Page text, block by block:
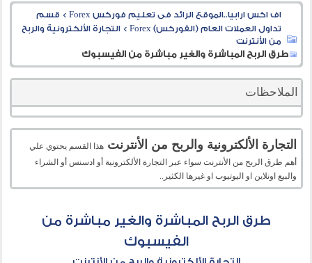
اف اكس ارابيا..الموقع الرائد فى تعليم فوركس Forex > قسم
تداول العملات العام (الفوركس) Forex
>التجارة الألكترونية والربح
من الأنترنت
طرق الربح المباشرة والغير مباشرة من الفيسبوك
الملاحظات
التجارة الألكترونية والربح من الأنترنت هذا القسم يحتوي علي
أهم طرق الربح من الأنترنت سواء عبر التجارة الألكترونية أو ادسنس أو الشراء
والبيع اونلاين او اليوتيوب او غيرها الكثير..
طرق الربح المباشرة والغير مباشرة من
الفيسبوك